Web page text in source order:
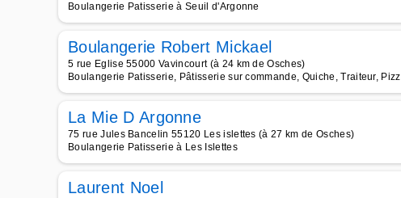
Boulangerie Patisserie à Seuil d'Argonne
Boulangerie Robert Mickael
5 rue Eglise 55000 Vavincourt (à 24 km de Osches)
Boulangerie Patisserie, Pâtisserie sur commande, Quiche, Traiteur,
La Mie D Argonne
75 rue Jules Bancelin 55120 Les islettes (à 27 km de Osches)
Boulangerie Patisserie à Les Islettes
Laurent Noel